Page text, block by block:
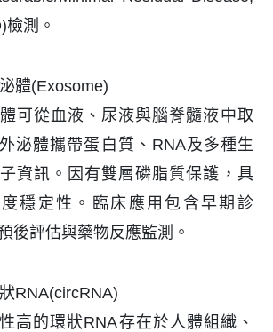
檢測。
體(Exosome)
可從血液、尿液與腦脊髓液中取
泌體攜帶蛋白質、RNA及多種生
資訊。因有雙層磷脂質保護，具
穩定性。臨床應用包含早期診
後評估與藥物反應監測。
RNA(circRNA)
高的環狀RNA存在於人體組織、